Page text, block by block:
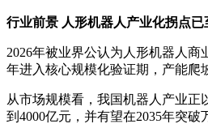
行业前景 人形机器人产业化拐点已
2026年被业界公认为人形机器人
年进入核心规模化验证期，产能爬
从市场规模看，我国机器人产业正
到4000亿元，并有望在2035年突